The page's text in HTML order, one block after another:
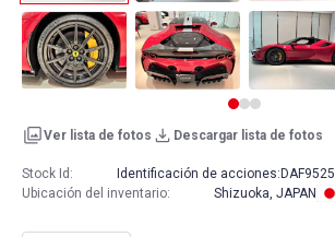
Ver lista de fotos Descargar lista de fotos
Stock Id: Identificación de acciones: DAF9525
Ubicación del inventario: Shizuoka, JAPAN